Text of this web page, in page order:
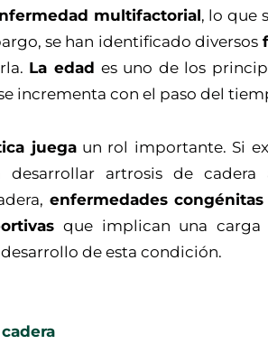
multifactorial, lo que
se han identificado diversos
La edad es uno de los
incrementa con el paso del
juegaun rol importante. Si
desarrollar artrosis de
enfermedades congénitas
que implican una carga
de esta condición.